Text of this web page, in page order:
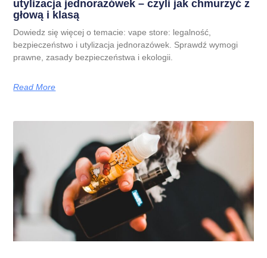
utylizacja jednorazówek – czyli jak chmurzyć z
głową i klasą
Dowiedz się więcej o temacie: vape store: legalność,
bezpieczeństwo i utylizacja jednorazówek. Sprawdź wymogi
prawne, zasady bezpieczeństwa i ekologii.
Read More